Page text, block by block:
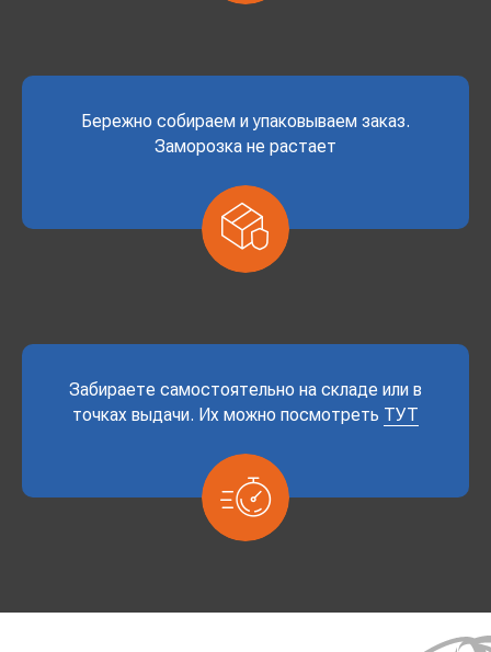
Бережно собираем и упаковываем заказ.
Заморозка не растает
Забираете самостоятельно на складе или в
точках выдачи. Их можно посмотреть ТУТ